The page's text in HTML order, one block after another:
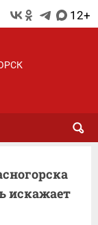
12+
искажает